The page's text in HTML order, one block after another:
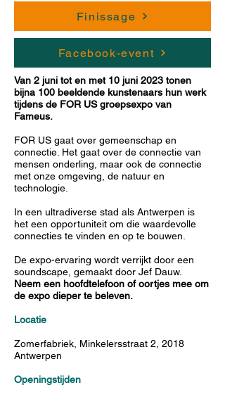
Finissage
Facebook-event
Van 2 juni tot en met 10 juni 2023 tonen
bijna 100 beeldende kunstenaars hun werk
tijdens de FOR US groepsexpo van
Fameus.
FOR US gaat over gemeenschap en
connectie. Het gaat over de connectie van
mensen onderling, maar ook de connectie
met onze omgeving, de natuur en
technologie.
In een ultradiverse stad als Antwerpen is
het een opportuniteit om die waardevolle
connecties te vinden en op te bouwen.
De expo-ervaring wordt verrijkt door een
soundscape, gemaakt door Jef Dauw.
Neem een hoofdtelefoon of oortjes mee om
de expo dieper te beleven.
Locatie
Zomerfabriek, Minkelersstraat 2, 2018
Antwerpen
Openingstijden